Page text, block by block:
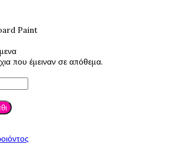
Paint
που έμειναν σε απόθεμα.